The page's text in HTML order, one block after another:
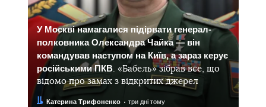
У Москві намагалися підірвати генерал-
полковника Олександра Чайка — він
командував наступом на Київ, а зараз керує
російськими ПКВ. «Бабель» зібрав все, що
відомо про замах з відкритих джерел
Автор:
Катерина Трифоненко
Дата: три дні тому